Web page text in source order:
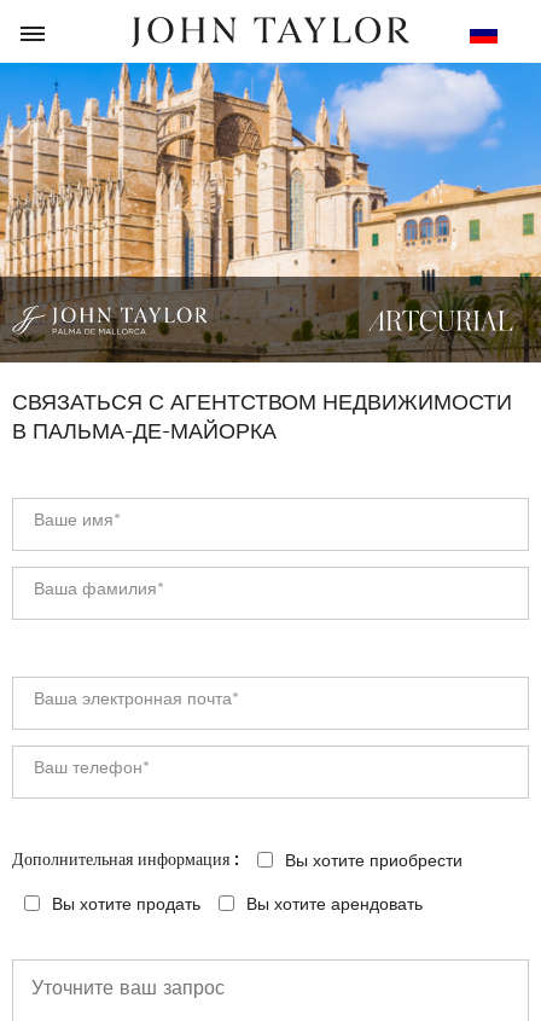
НАЗАД
СВЯЗАТЬСЯ С АГЕНТСТВОМ НЕДВИЖИМОСТИ
В ПАЛЬМА-ДЕ-МАЙОРКА
Дополнительная информация : Вы хотите приобрести
Вы хотите продать Вы хотите арендовать